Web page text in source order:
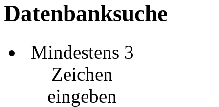
Datenbanksuche
Mindestens 3
Zeichen
eingeben